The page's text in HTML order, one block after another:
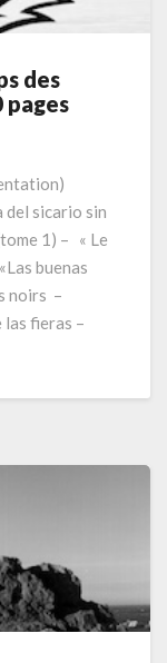
des
pages
del sicario sin
1) – « Le
buenas
noirs –
las fieras –